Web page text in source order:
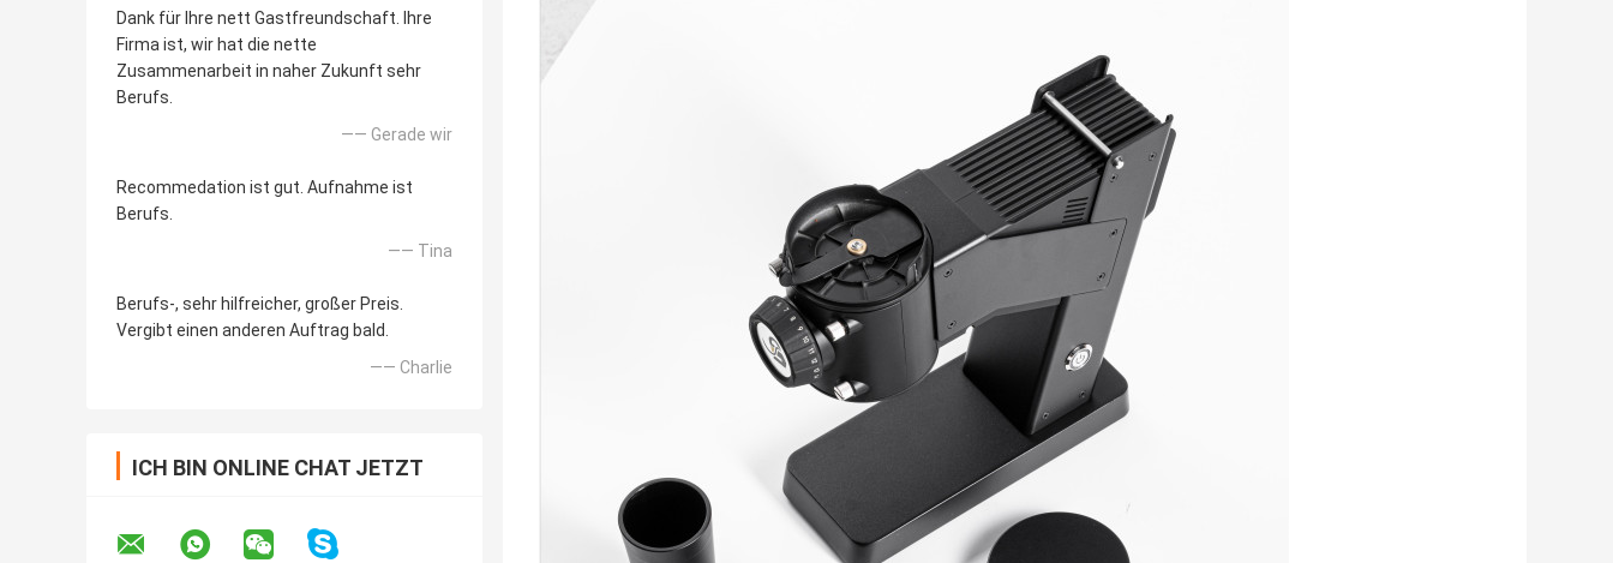
Dank für Ihre nett Gastfreundschaft. Ihre
Firma ist, wir hat die nette
Zusammenarbeit in naher Zukunft sehr
Berufs.
—— Gerade wir
Recommedation ist gut. Aufnahme ist
Berufs.
—— Tina
Berufs-, sehr hilfreicher, großer Preis.
Vergibt einen anderen Auftrag bald.
—— Charlie
ICH BIN ONLINE CHAT JETZT